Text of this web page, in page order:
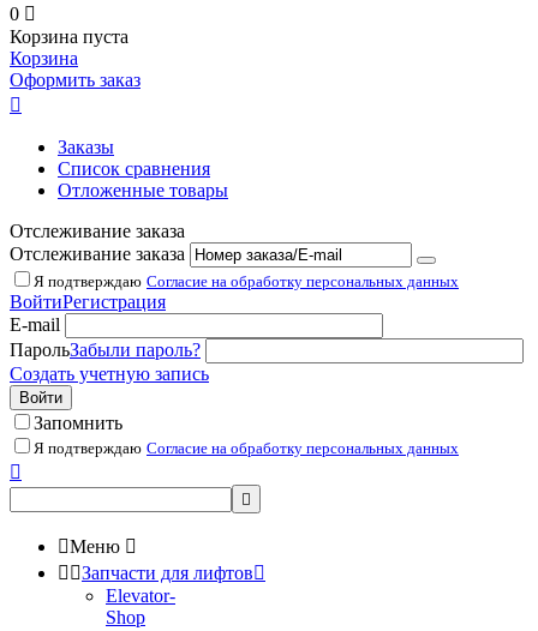
0 
Корзина пуста
Корзина
Оформить заказ

Заказы
Список сравнения
Отложенные товары
Отслеживание заказа
Отслеживание заказа
Я подтверждаю Согласие на обработку персональных данных
ВойтиРегистрация
E-mail
ПарольЗабыли пароль?
Создать учетную запись
Войти
Запомнить
Я подтверждаю Согласие на обработку персональных данных


Меню 
 Запчасти для лифтов
Elevator-
Shop